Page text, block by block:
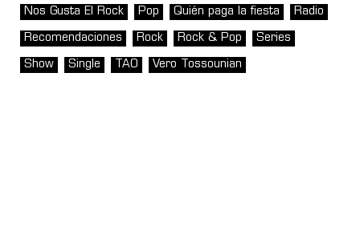
Nos Gusta El Rock Pop Quién paga la fiesta Radio
Recomendaciones Rock Rock & Pop Series
Show Single TAO Vero Tossounian